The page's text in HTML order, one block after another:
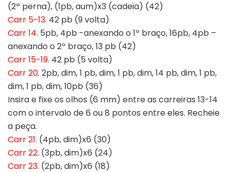
(2ª perna), (1pb, aum)x3 (cadeia) (42)
Carr 5-13. 42 pb (9 volta)
Carr 14. 5pb, 4pb -anexando o 1º braço, 16pb, 4pb –
anexando o 2º braço, 13 pb (42)
Carr 15-19. 42 pb (5 volta)
Carr 20. 2pb, dim, 1 pb, dim, 1 pb, dim, 14 pb, dim, 1 pb,
dim, 1 pb, dim, 10pb (36)
Insira e fixe os olhos (6 mm) entre as carreiras 13-14
com o intervalo de 6 ou 8 pontos entre eles. Recheie
a peça.
Carr 21. (4pb, dim)x6 (30)
Carr 22. (3pb, dim)x6 (24)
Carr 23. (2pb, dim)x6 (18)